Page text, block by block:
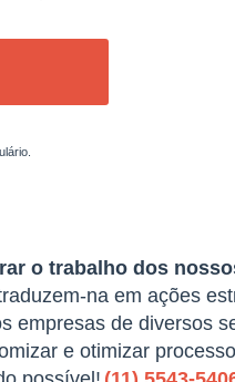
o trabalho dos
na em ações
empresas de diversos
e otimizar